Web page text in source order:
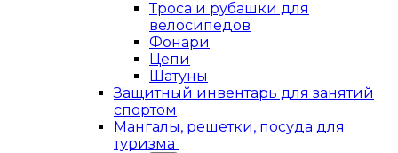
Троса и рубашки для
велосипедов
Фонари
Цепи
Шатуны
Защитный инвентарь для занятий
спортом
Мангалы, решетки, посуда для
туризма